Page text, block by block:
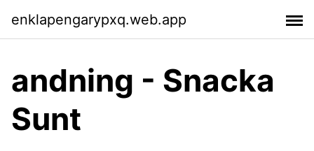
enklapengarypxq.web.app
andning - Snacka
Sunt